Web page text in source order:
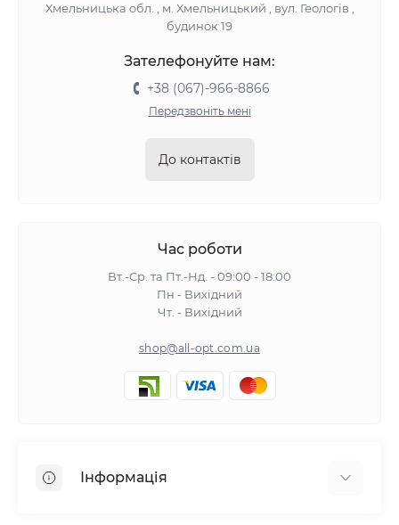
Хмельницька обл. , м. Хмельницький , вул. Геологів ,
будинок 19
Зателефонуйте нам:
+38 (067)-966-8866
Передзвоніть мені
До контактів
Час роботи
Вт.-Ср. та Пт.-Нд. - 09:00 - 18:00
Пн - Вихідний
Чт. - Вихідний
shop@all-opt.com.ua
Інформація